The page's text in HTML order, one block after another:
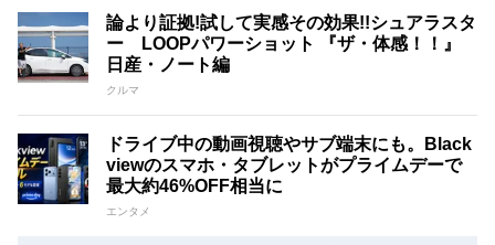
論より証拠!試して実感その効果!!シュアラスタ
ー LOOPパワーショット 『ザ・体感！！』
日産・ノート編
クルマ
ドライブ中の動画視聴やサブ端末にも。Black
viewのスマホ・タブレットがプライムデーで
最大約46%OFF相当に
エンタメ